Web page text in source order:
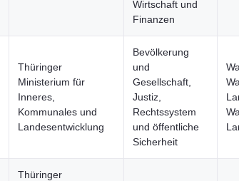
Wirtschaft und
Finanzen
Thüringer
Ministerium für
Inneres,
Kommunales und
Landesentwicklung
Bevölkerung
und
Gesellschaft,
Justiz,
Rechtssystem
und öffentliche
Sicherheit
Thüringer